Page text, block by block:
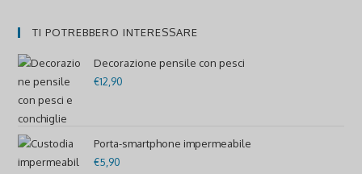
TI POTREBBERO INTERESSARE
Decorazione pensile con pesci
€12,90
Porta-smartphone impermeabile
€5,90